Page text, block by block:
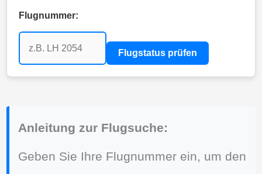
Flugnummer:
Flugstatus prüfen
Anleitung zur Flugsuche:
Geben Sie Ihre Flugnummer ein, um den